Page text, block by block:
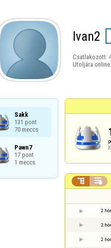
Ivan2
Csatlakozott:
Utoljára online:
Sakk
131 pont
70 meccs
Pawn7
17 pont
1 meccs
 
2
2
2